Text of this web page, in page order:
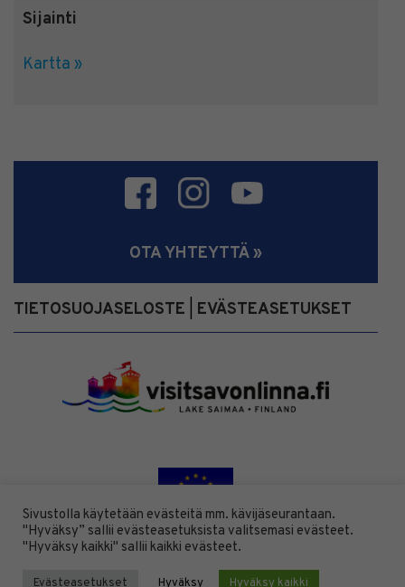
Sijainti
Kartta »
OTA YHTEYTTÄ »
TIETOSUOJASELOSTE EVÄSTEASETUKSET
Sivustolla käytetään evästeitä mm. kävijäseurantaan.
"Hyväksy” sallii evästeasetuksista valitsemasi evästeet.
"Hyväksy kaikki" sallii kaikki evästeet.
Evästeasetukset Hyväksy Hyväksy kaikki